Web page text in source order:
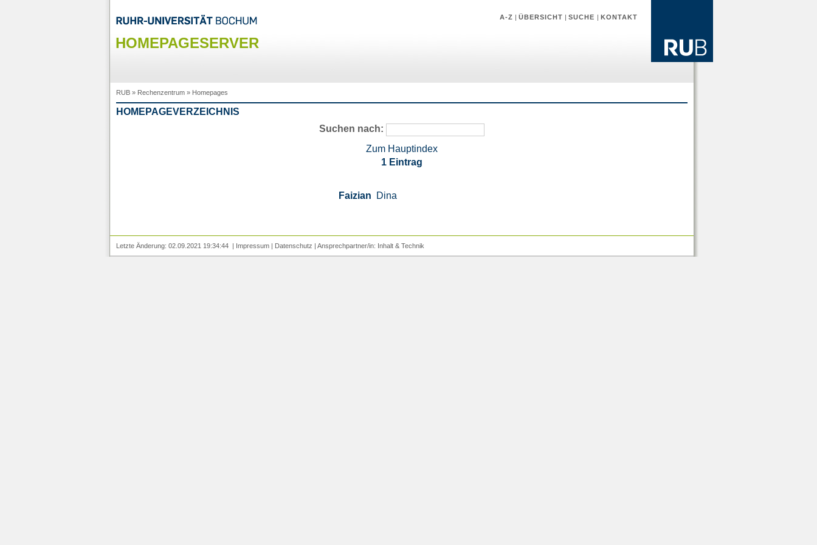
A-Z |ÜBERSICHT |SUCHE |KONTAKT
HOMEPAGESERVER
RUB» Rechenzentrum» Homepages
HOMEPAGEVERZEICHNIS
Suchen nach:
Zum Hauptindex
1 Eintrag
Faizian Dina
Letzte Änderung: 02.09.2021 19:34:44 | Impressum| Datenschutz | Ansprechpartner/in: Inhalt& Technik